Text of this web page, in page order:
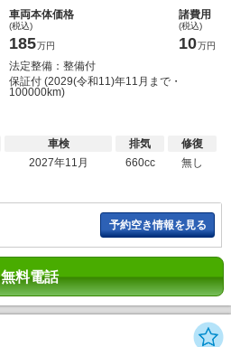
車両本体価格
(税込)
185万円
諸費用
(税込)
10万円
法定整備：整備付
保証付 (2029(令和11)年11月まで・
100000km)
車検
2027年11月
排気
660cc
修復
無し
予約空き情報を見る
無料電話